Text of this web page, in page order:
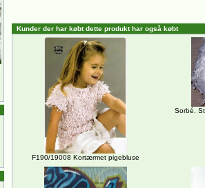
Kunder der har købt dette produkt har også købt
F190/19008 Kortærmet pigebluse
Sorbé.